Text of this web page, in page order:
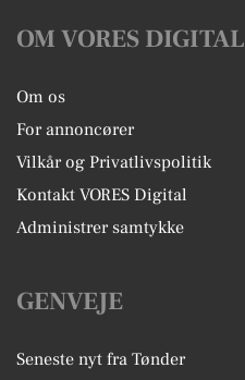
OM VORES DIGITAL
Om os
For annoncører
Vilkår og Privatlivspolitik
Kontakt VORES Digital
Administrer samtykke
GENVEJE
Seneste nyt fra Tønder